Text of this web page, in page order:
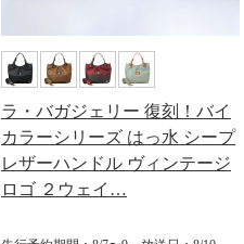
ラ・バガジェリー 復刻！バイ
カラーシリーズ はっ水 シープ
レザーハンドル ヴィンテージ
ロゴ ２ウェイ…